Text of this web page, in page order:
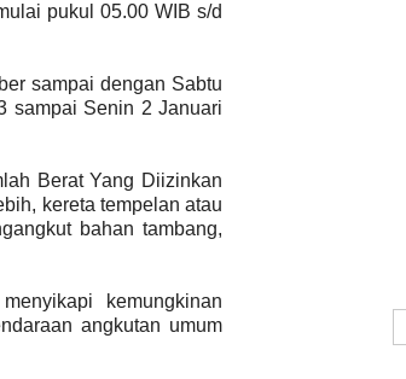
pukul 05.00 WIB s/d
sampai dengan Sabtu
sampai Senin 2 Januari
Berat Yang Diizinkan
kereta tempelan atau
bahan tambang,
kemungkinan
angkutan umum